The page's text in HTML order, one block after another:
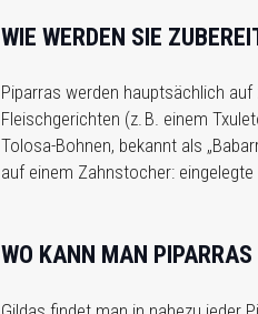
WIE WERDEN SIE
Piparras werden hauptsächlich
Fleischgerichten (z. B. einem
Tolosa-Bohnen, bekannt als
auf einem Zahnstocher:
WO KANN MAN PIPARRAS